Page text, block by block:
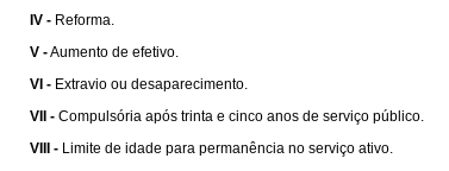
IV - Reforma.
V -Aumento de efetivo.
VI - Extravio ou desaparecimento.
VII - Compulsória após trinta e cinco anos de serviço público.
VIII - Limite de idade para permanência no serviço ativo.